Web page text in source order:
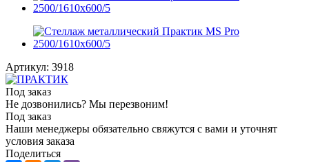
Артикул: 3918
Под заказ
Не дозвонились? Мы перезвоним!
Под заказ
Наши менеджеры обязательно свяжутся с вами и уточнят
условия заказа
Поделиться